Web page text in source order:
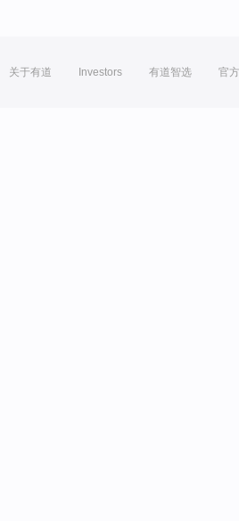
关于有道 Investors 有道智选 官